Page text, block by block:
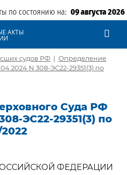
по состоянию на: 09 августа 2026
АКТЫ
судов РФ | Определение
N 308-ЭС22-29351(3) по
Суда РФ
ЭС22-29351(3) по
ФЕДЕРАЦИИ